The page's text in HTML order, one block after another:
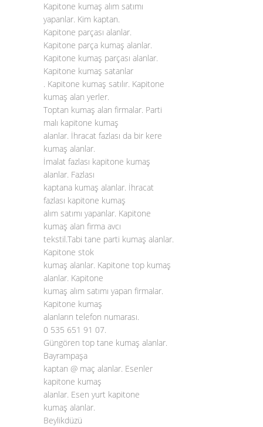
Kapitone kumaş alım satımı
yapanlar. Kim kaptan.
Kapitone parçası alanlar.
Kapitone parça kumaş alanlar.
Kapitone kumaş parçası alanlar.
Kapitone kumaş satanlar
. Kapitone kumaş satılır. Kapitone
kumaş alan yerler.
Toptan kumaş alan firmalar. Parti
malı kapitone kumaş
alanlar. İhracat fazlası da bir kere
kumaş alanlar.
İmalat fazlası kapitone kumaş
alanlar. Fazlası
kaptana kumaş alanlar. İhracat
fazlası kapitone kumaş
alım satımı yapanlar. Kapitone
kumaş alan firma avcı
tekstil.Tabi tane parti kumaş alanlar.
Kapitone stok
kumaş alanlar. Kapitone top kumaş
alanlar. Kapitone
kumaş alım satımı yapan firmalar.
Kapitone kumaş
alanların telefon numarası.
0 535 651 91 07.
Güngören top tane kumaş alanlar.
Bayrampaşa
kaptan @ maç alanlar. Esenler
kapitone kumaş
alanlar. Esen yurt kapitone
kumaş alanlar.
Beylikdüzü